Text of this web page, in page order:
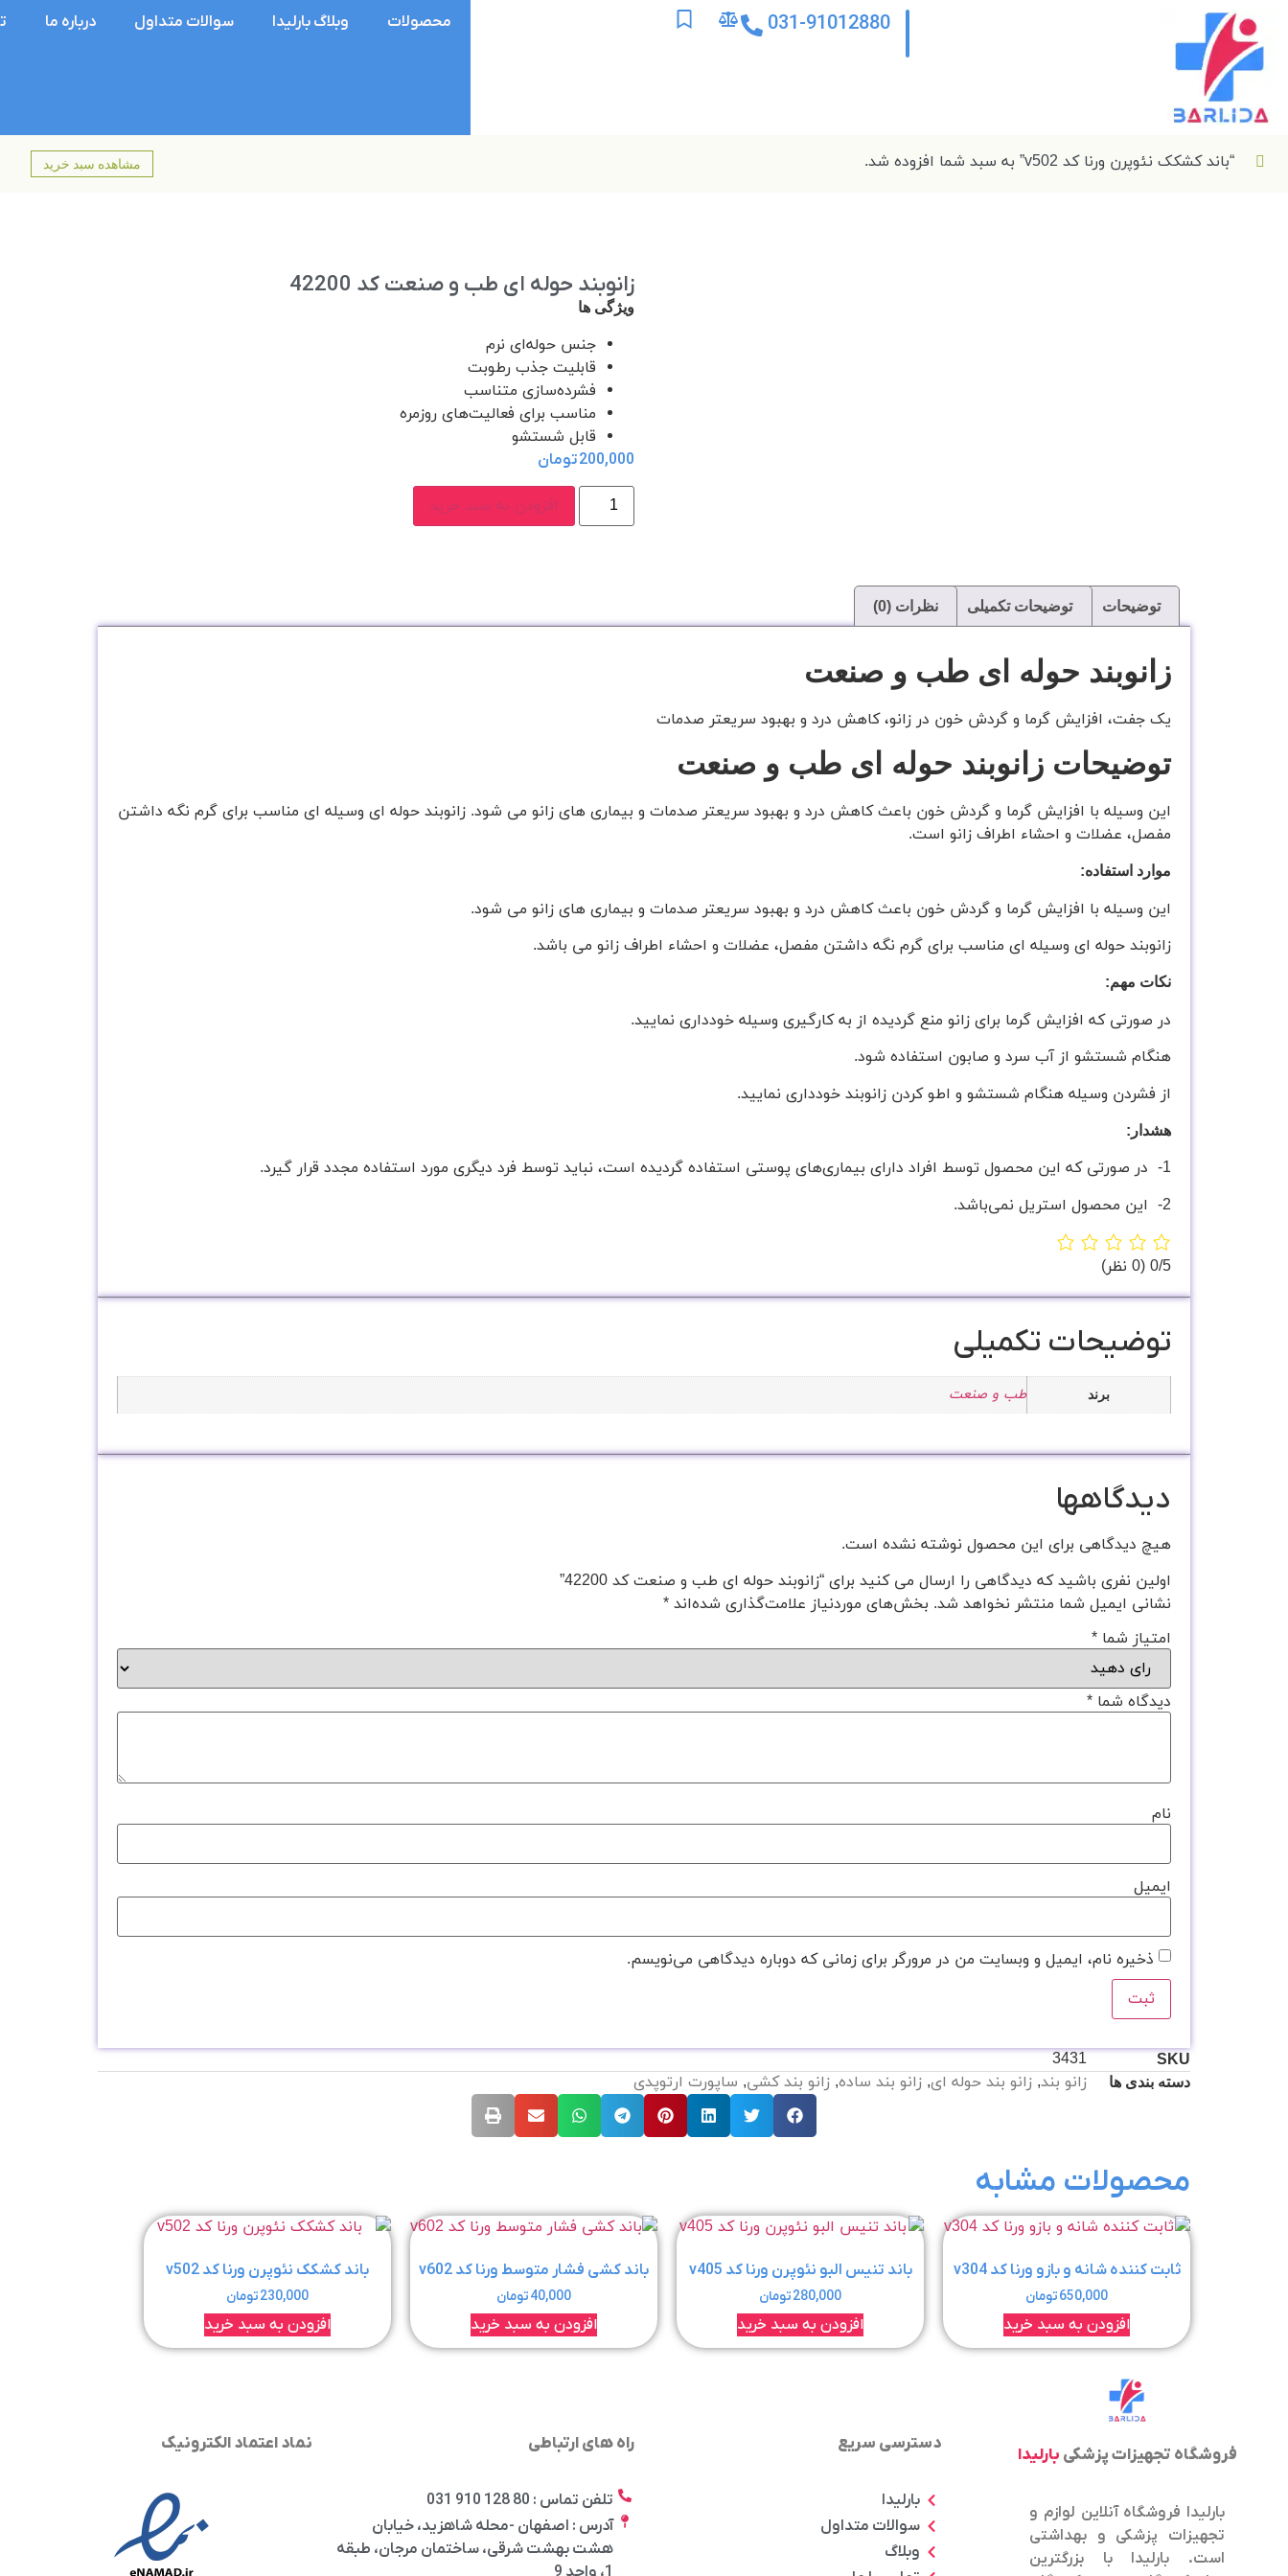
031-91012880 محصولات وبلاگ بارلیدا سوالات متداول درباره ما
“باند کشکک نئوپرن ورنا کد v502” به سبد شما افزوده شد. مشاهده سبد خرید
زانوبند حوله ای طب و صنعت کد 42200
ویژگی ها
جنس حوله‌ای نرم
قابلیت جذب رطوبت
فشرده‌سازی متناسب
مناسب برای فعالیت‌های روزمره
قابل شستشو
200,000تومان
افزودن به سبد خرید
توضیحات توضیحات تکمیلی نظرات (0)
زانوبند حوله ای طب و صنعت
یک جفت، افزایش گرما و گردش خون در زانو، کاهش درد و بهبود سریعتر صدمات
توضیحات زانوبند حوله ای طب و صنعت
این وسیله با افزایش گرما و گردش خون باعث کاهش درد و بهبود سریعتر صدمات و بیماری های زانو می شود. زانوبند حوله ای وسیله ای مناسب برای گرم نگه داشتن
مفصل، عضلات و احشاء اطراف زانو است.
موارد استفاده:
این وسیله با افزایش گرما و گردش خون باعث کاهش درد و بهبود سریعتر صدمات و بیماری های زانو می شود.
زانوبند حوله ای وسیله ای مناسب برای گرم نگه داشتن مفصل، عضلات و احشاء اطراف زانو می باشد.
نکات مهم:
در صورتی که افزایش گرما برای زانو منع گردیده از به کارگیری وسیله خودداری نمایید.
هنگام شستشو از آب سرد و صابون استفاده شود.
از فشردن وسیله هنگام شستشو و اطو کردن زانوبند خودداری نمایید.
هشدار:
1- در صورتی که این محصول توسط افراد دارای بیماری‌های پوستی استفاده گردیده است، نباید توسط فرد دیگری مورد استفاده مجدد قرار گیرد.
2- این محصول استریل نمی‌باشد.
‫0/5 ‫(0 نظر)
توضیحات تکمیلی
برند طب و صنعت
دیدگاهها
هیچ دیدگاهی برای این محصول نوشته نشده است.
اولین نفری باشید که دیدگاهی را ارسال می کنید برای “زانوبند حوله ای طب و صنعت کد 42200”
نشانی ایمیل شما منتشر نخواهد شد. بخش‌های موردنیاز علامت‌گذاری شده‌اند *
امتیاز شما *
دیدگاه شما *
نام
ایمیل
ذخیره نام، ایمیل و وبسایت من در مرورگر برای زمانی که دوباره دیدگاهی می‌نویسم.
SKU
3431
دسته بندی ها زانو بند, زانو بند حوله ای, زانو بند ساده, زانو بند کشی, ساپورت ارتوپدی
محصولات مشابه
ثابت کننده شانه و بازو ورنا کد v304
650,000تومان
افزودن به سبد خرید
باند تنیس البو نئوپرن ورنا کد v405
280,000تومان
افزودن به سبد خرید
باند کشی فشار متوسط ورنا کد v602
40,000تومان
افزودن به سبد خرید
باند کشکک نئوپرن ورنا کد v502
230,000تومان
افزودن به سبد خرید
فروشگاه تجهیزات پزشکی بارلیدا
بارلیدا فروشگاه آنلاین لوازم و
تجهیزات پزشکی و بهداشتی
است. بارلیدا با بزرگترین
دسترسی سریع
بارلیدا
سوالات متداول
وبلاگ
راه های ارتباطی
تلفن تماس : 80 128 910 031
آدرس : اصفهان -محله شاهزید، خیابان
هشت بهشت شرقی، ساختمان مرجان، طبقه
نماد اعتماد الکترونیک